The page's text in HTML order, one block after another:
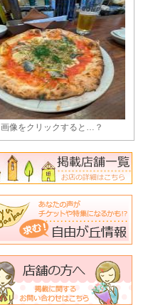
画像をクリックすると…？